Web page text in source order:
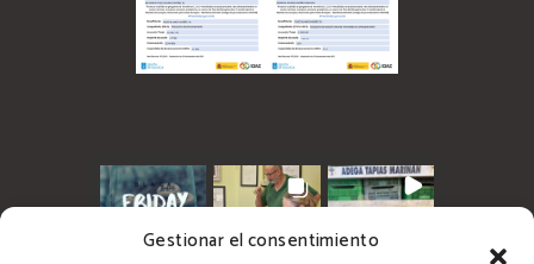
Gestionar el consentimiento